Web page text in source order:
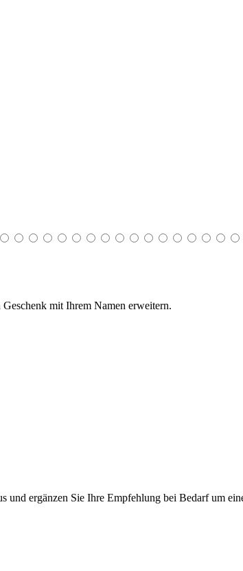
mit Ihrem Namen erweitern.
ergänzen Sie Ihre Empfehlung bei Bedarf um